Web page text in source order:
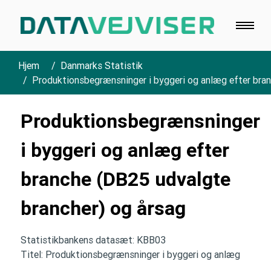
Hjem
Danmarks Statistik
Produktionsbegrænsninger i byggeri og anlæg efter
Produktionsbegrænsninger
i byggeri og anlæg efter
branche (DB25 udvalgte
brancher) og årsag
Statistikbankens datasæt: KBB03
Titel: Produktionsbegrænsninger i byggeri og anlæg